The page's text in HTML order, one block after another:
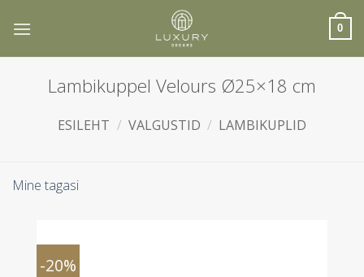
0
Lambikuppel Velours Ø25×18 cm
ESILEHT / VALGUSTID / LAMBIKUPLID
Mine tagasi
-20%